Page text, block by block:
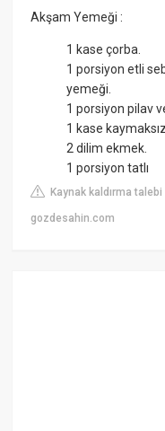
Akşam Yemeği :
1 kase çorba.
1 porsiyon etli
yemeği.
1 porsiyon pilav
1 kase
2 dilim ekmek.
1 porsiyon tatlı
Kaynak kaldırma talebi
gozdesahin.com